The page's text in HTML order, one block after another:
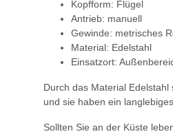
Kopfform: Flügel
Antrieb: manuell
Gewinde: metrisches
Material: Edelstahl
Einsatzort:
Durch das Material
und sie haben ein
Sollten Sie an der Küste